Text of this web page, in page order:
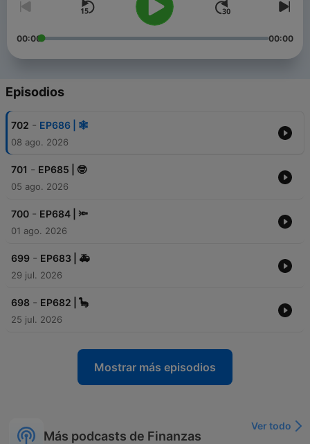
00:00 00:00
Episodios
702 - EP686 | 🕸️
08 ago. 2026
701 - EP685 | 🤓
05 ago. 2026
700 - EP684 | 🔦
01 ago. 2026
699 - EP683 | 🚑
29 jul. 2026
698 - EP682 | 🦕
25 jul. 2026
Mostrar más episodios
Más podcasts de Finanzas
Ver todo